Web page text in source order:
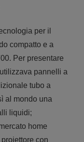
per il
compatto e a
Per presentare
pannelli a
tubo a
al mondo una
liquidi;
home
con